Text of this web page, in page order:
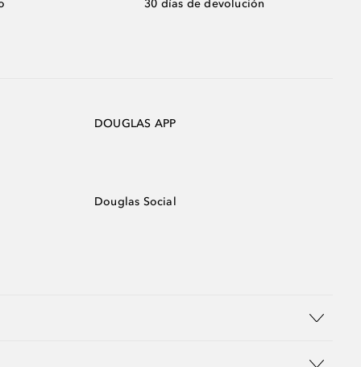
30 días de devolución
DOUGLAS APP
Douglas Social